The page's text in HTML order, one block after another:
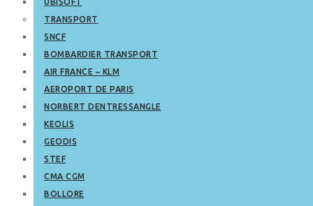
TRANSPORT
SNCF
BOMBARDIER TRANSPORT
AIR FRANCE – KLM
AEROPORT DE PARIS
NORBERT DENTRESSANGLE
KEOLIS
GEODIS
STEF
CMA CGM
BOLLORE